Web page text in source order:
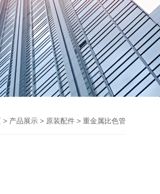
> 产品展示> 原装配件> 重金属比色管